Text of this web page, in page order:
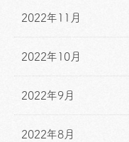
2022年11月
2022年10月
2022年9月
2022年8月